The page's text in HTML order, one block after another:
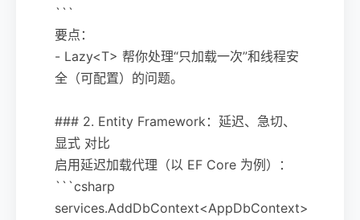
```
要点：
- Lazy<T> 帮你处理“只加载一次”和线程安
全（可配置）的问题。
### 2. Entity Framework：延迟、急切、
显式 对比
启用延迟加载代理（以 EF Core 为例）：
```csharp
services.AddDbContext<AppDbContext>